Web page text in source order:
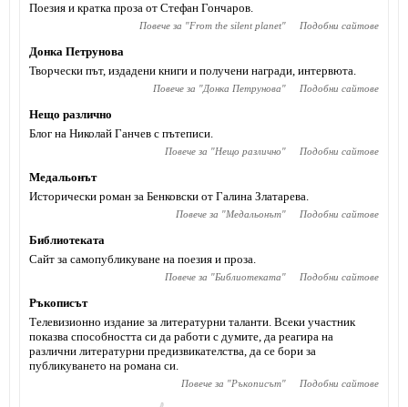
Поезия и кратка проза от Стефан Гончаров.
Повече за "From the silent planet" Подобни сайтове
Донка Петрунова
Творчески път, издадени книги и получени награди, интервюта.
Повече за "Донка Петрунова" Подобни сайтове
Нещо различно
Блог на Николай Ганчев с пътеписи.
Повече за "Нещо различно" Подобни сайтове
Медальонът
Исторически роман за Бенковски от Галина Златарева.
Повече за "Медальонът" Подобни сайтове
Библиотеката
Сайт за самопубликуване на поезия и проза.
Повече за "Библиотеката" Подобни сайтове
Ръкописът
Телевизионно издание за литературни таланти. Всеки участник
показва способността си да работи с думите, да реагира на
различни литературни предизвикателства, да се бори за
публикуването на романа си.
Повече за "Ръкописът" Подобни сайтове